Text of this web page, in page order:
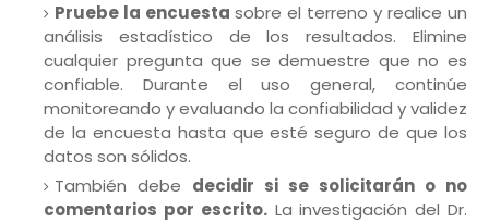
Pruebe la encuesta sobre el terreno y realice un
análisis estadístico de los resultados. Elimine
cualquier pregunta que se demuestre que no es
confiable. Durante el uso general, continúe
monitoreando y evaluando la confiabilidad y validez
de la encuesta hasta que esté seguro de que los
datos son sólidos.
También debe decidir si se solicitarán o no
comentarios por escrito.La investigación del Dr.